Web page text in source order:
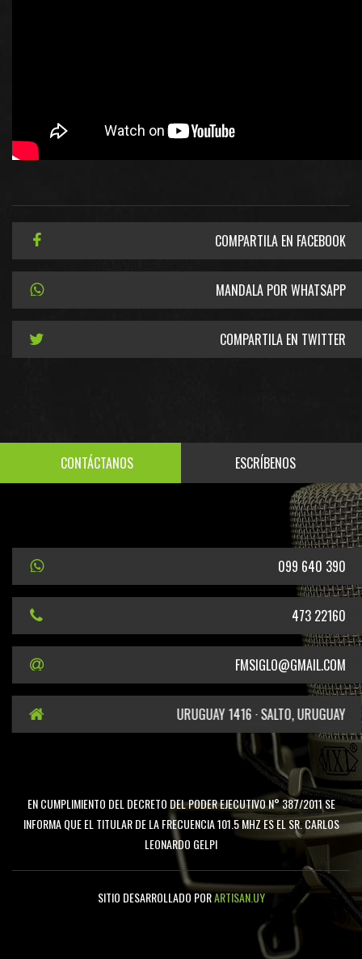
COMPARTILA EN FACEBOOK
MANDALA POR WHATSAPP
COMPARTILA EN TWITTER
CONTÁCTANOS ESCRÍBENOS
099 640 390
473 22160
FMSIGLO@GMAIL.COM
URUGUAY 1416 · SALTO, URUGUAY
EN CUMPLIMIENTO DEL DECRETO DEL PODER EJECUTIVO N° 387/2011 SE
INFORMA QUE EL TITULAR DE LA FRECUENCIA 101.5 MHZ ES EL SR. CARLOS
LEONARDO GELPI
SITIO DESARROLLADO PORARTISAN.UY